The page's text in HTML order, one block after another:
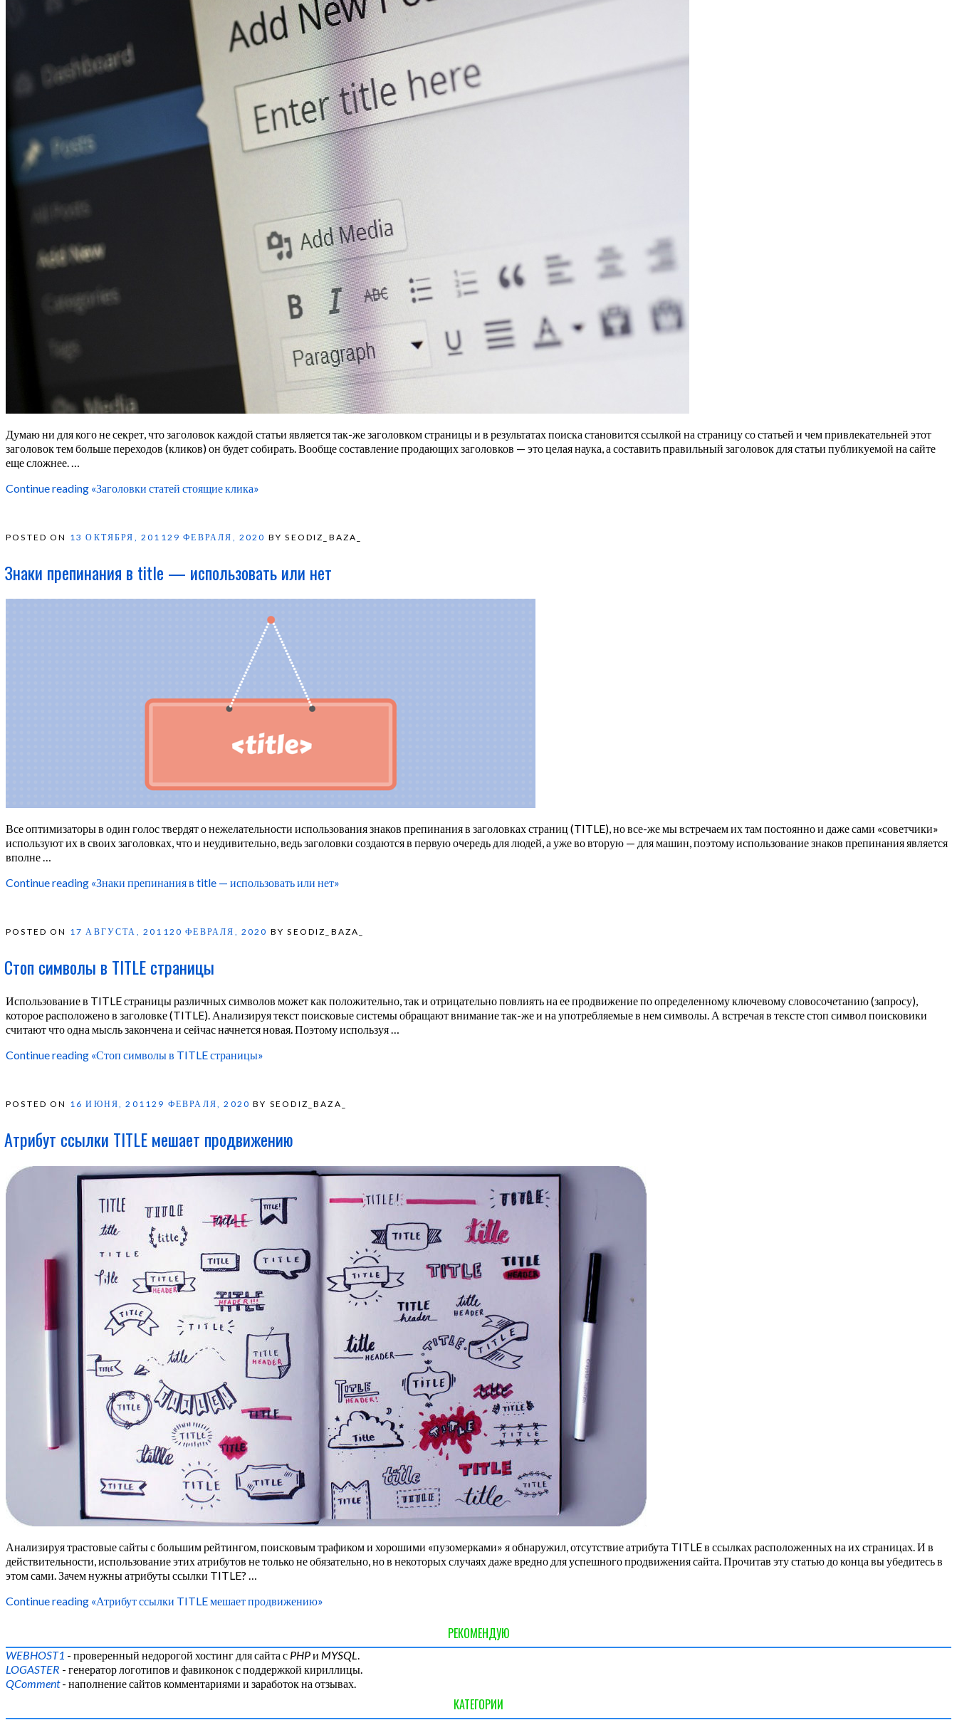
Думаю ни для кого не секрет, что заголовок каждой статьи является так-же заголовком страницы и в результатах поиска становится ссылкой на страницу со статьей и чем привлекательней этот
заголовок тем больше переходов (кликов) он будет собирать. Вообще составление продающих заголовков — это целая наука, а составить правильный заголовок для статьи публикуемой на сайте
еще сложнее. …
Continue reading «Заголовки статей стоящие клика»
POSTED ON 13 ОКТЯБРЯ, 2011 29 ФЕВРАЛЯ, 2020 BY SEODIZ_BAZA_
Знаки препинания в title — использовать или нет
Все оптимизаторы в один голос твердят о нежелательности использования знаков препинания в заголовках страниц (TITLE), но все-же мы встречаем их там постоянно и даже сами «советчики»
используют их в своих заголовках, что и неудивительно, ведь заголовки создаются в первую очередь для людей, а уже во вторую — для машин, поэтому использование знаков препинания является
вполне …
Continue reading «Знаки препинания в title — использовать или нет»
POSTED ON 17 АВГУСТА, 201120 ФЕВРАЛЯ, 2020 BY SEODIZ_BAZA_
Стоп символы в TITLE страницы
Использование в TITLE страницы различных символов может как положительно, так и отрицательно повлиять на ее продвижение по определенному ключевому словосочетанию (запросу),
которое расположено в заголовке (TITLE). Анализируя текст поисковые системы обращают внимание так-же и на употребляемые в нем символы. А встречая в тексте стоп символ поисковики
считают что одна мысль закончена и сейчас начнется новая. Поэтому используя …
Continue reading «Стоп символы в TITLE страницы»
POSTED ON 16 ИЮНЯ, 201129 ФЕВРАЛЯ, 2020 BY SEODIZ_BAZA_
Атрибут ссылки TITLE мешает продвижению
Анализируя трастовые сайты с большим рейтингом, поисковым трафиком и хорошими «пузомерками» я обнаружил, отсутствие атрибута TITLE в ссылках расположенных на их страницах. И в
действительности, использование этих атрибутов не только не обязательно, но в некоторых случаях даже вредно для успешного продвижения сайта. Прочитав эту статью до конца вы убедитесь в
этом сами. Зачем нужны атрибуты ссылки TITLE? …
Continue reading «Атрибут ссылки TITLE мешает продвижению»
РЕКОМЕНДУЮ
WEBHOST1 - проверенный недорогой хостинг для сайта с PHPи MYSQL.
LOGASTER - генератор логотипов и фавиконок с поддержкой кириллицы.
QComment- наполнение сайтов комментариями и заработок на отзывах.
КАТЕГОРИИ